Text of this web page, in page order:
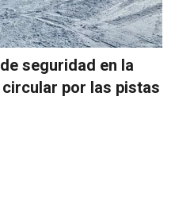
seguridad en la
por las pistas